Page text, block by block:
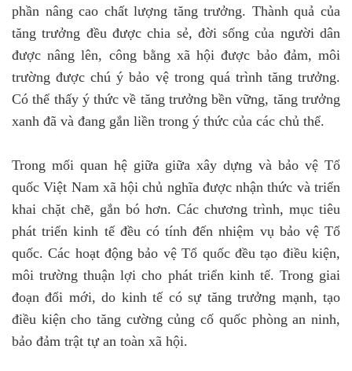
phần nâng cao chất lượng tăng trưởng. Thành quả của
tăng trưởng đều được chia sẻ, đời sống của người dân
được nâng lên, công bằng xã hội được bảo đảm, môi
trường được chú ý bảo vệ trong quá trình tăng trưởng.
Có thể thấy ý thức về tăng trưởng bền vững, tăng trưởng
xanh đã và đang gắn liền trong ý thức của các chủ thể.
Trong mối quan hệ giữa giữa xây dựng và bảo vệ Tổ
quốc Việt Nam xã hội chủ nghĩa được nhận thức và triển
khai chặt chẽ, gắn bó hơn. Các chương trình, mục tiêu
phát triển kinh tế đều có tính đến nhiệm vụ bảo vệ Tổ
quốc. Các hoạt động bảo vệ Tổ quốc đều tạo điều kiện,
môi trường thuận lợi cho phát triển kinh tế. Trong giai
đoạn đổi mới, do kinh tế có sự tăng trưởng mạnh, tạo
điều kiện cho tăng cường củng cố quốc phòng an ninh,
bảo đảm trật tự an toàn xã hội.